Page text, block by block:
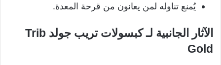
يُمنع تناوله لمن يعانون من قرحة المعدة.
الآثار الجانبية لـ كبسولات تريب جولد Trib
Gold